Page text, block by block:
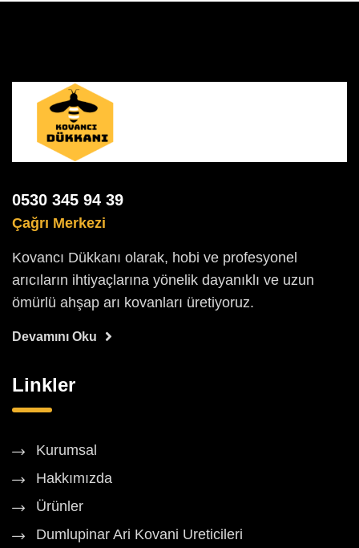
0530 345 94 39
Çağrı Merkezi
Kovancı Dükkanı olarak, hobi ve profesyonel
arıcıların ihtiyaçlarına yönelik dayanıklı ve uzun
ömürlü ahşap arı kovanları üretiyoruz.
Devamını Oku
Linkler
Kurumsal
Hakkımızda
Ürünler
Dumlupinar Ari Kovani Ureticileri